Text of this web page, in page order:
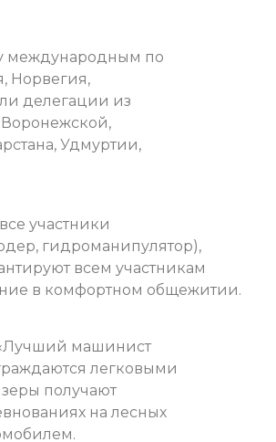
международным по
Норвегия,
делегации из
Удмуртии,
участники
гидроманипулятор),
всем участникам
в комфортном общежитии.
машинист
легковыми
получают
на лесных